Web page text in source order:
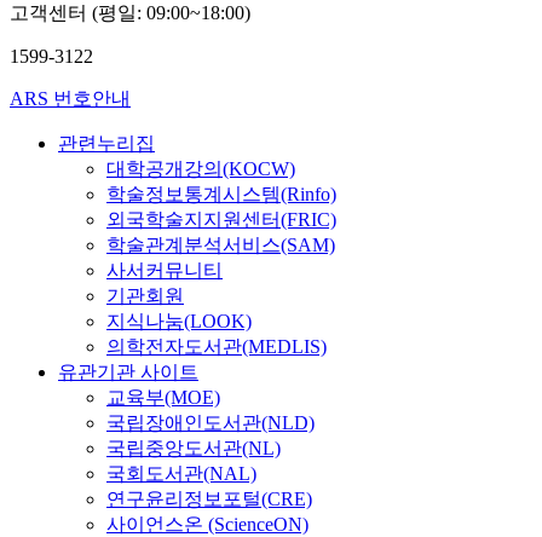
고객센터 (평일: 09:00~18:00)
1599-3122
ARS 번호안내
관련누리집
대학공개강의(KOCW)
학술정보통계시스템(Rinfo)
외국학술지지원센터(FRIC)
학술관계분석서비스(SAM)
사서커뮤니티
기관회원
지식나눔(LOOK)
의학전자도서관(MEDLIS)
유관기관 사이트
교육부(MOE)
국립장애인도서관(NLD)
국립중앙도서관(NL)
국회도서관(NAL)
연구윤리정보포털(CRE)
사이언스온 (ScienceON)